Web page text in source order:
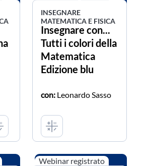
INSEGNARE
MATEMATICA E FISICA
Insegnare con...
Tutti i colori della
Matematica
Edizione blu
con: Leonardo Sasso
Webinar registrato